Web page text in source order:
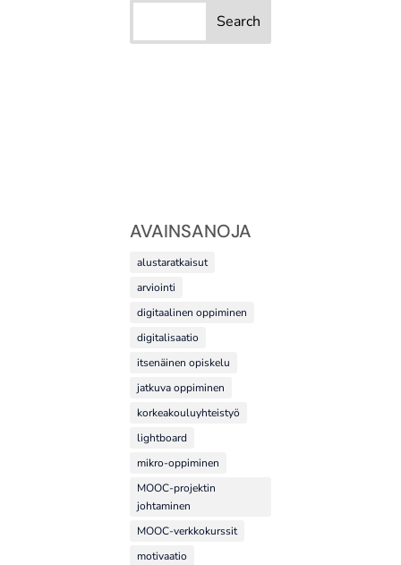
AVAINSANOJA
alustaratkaisut
arviointi
digitaalinen oppiminen
digitalisaatio
itsenäinen opiskelu
jatkuva oppiminen
korkeakouluyhteistyö
lightboard
mikro-oppiminen
MOOC-projektin
johtaminen
MOOC-verkkokurssit
motivaatio